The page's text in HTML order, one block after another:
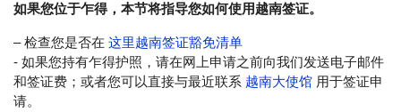
如果您位于乍得，本节将指导您如何使用越南签证。
– 检查您是否在 这里越南签证豁免清单
- 如果您持有乍得护照，请在网上申请之前向我们发送电子邮件
和签证费；或者您可以直接与最近联系 越南大使馆 用于签证申
请。